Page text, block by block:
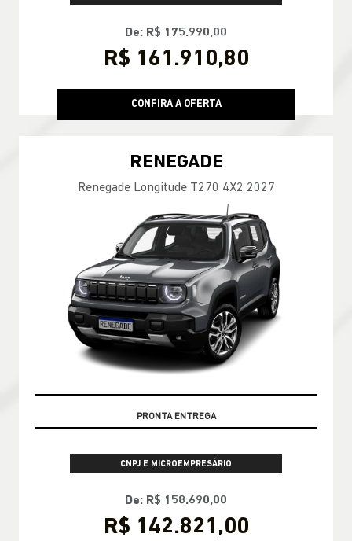
De: R$ 175.990,00
R$ 161.910,80
CONFIRA A OFERTA
RENEGADE
Renegade Longitude T270 4X2 2027
GARANTIA 05 ANOS JEEP
CNPJ E MICROEMPRESÁRIO
De: R$ 158.690,00
R$ 142.821,00